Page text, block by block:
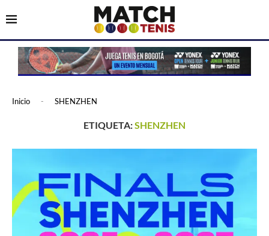
Inicio - SHENZHEN
ETIQUETA:SHENZHEN